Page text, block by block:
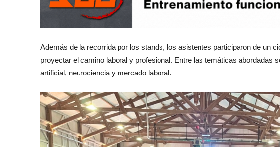
Además de la recorrida por los stands, los asistentes participaron de un
proyectar el camino laboral y profesional. Entre las temáticas abordadas
artificial, neurociencia y mercado laboral.